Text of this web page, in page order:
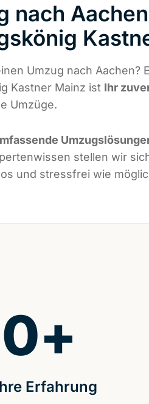
nach
Umzug nach Aachen?
Kastner Mainz ist Ihr
Umzüge.
stellen wir
und stressfrei wie
Erfahrung
0+